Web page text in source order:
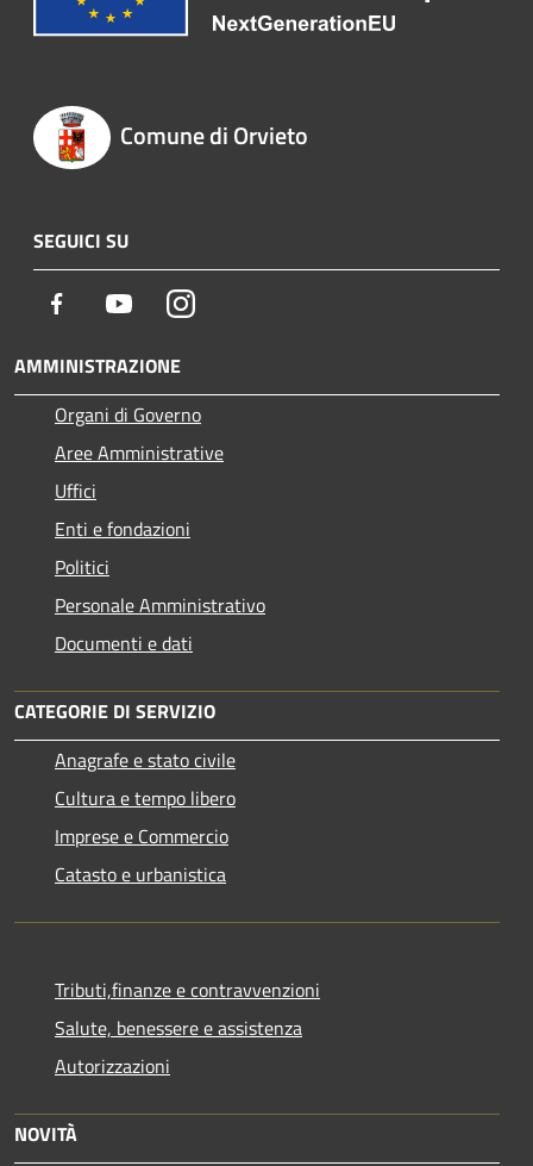
Comune di Orvieto
SEGUICI SU
Facebook YoutubeInstagram
AMMINISTRAZIONE
Organi di Governo
Aree Amministrative
Uffici
Enti e fondazioni
Politici
Personale Amministrativo
Documenti e dati
CATEGORIE DI SERVIZIO
Anagrafe e stato civile
Cultura e tempo libero
Imprese e Commercio
Catasto e urbanistica
Tributi,finanze e contravvenzioni
Salute, benessere e assistenza
Autorizzazioni
NOVITÀ